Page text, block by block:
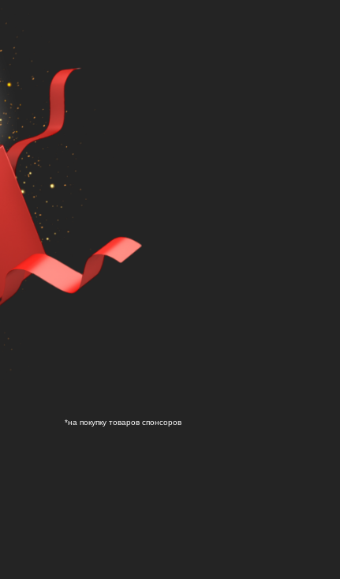
*на покупку товаров спонсоров